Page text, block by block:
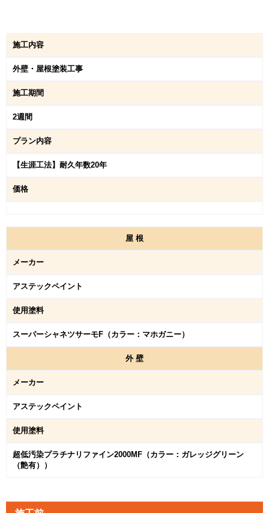
施工内容
外壁・屋根塗装工事
施工期間
2週間
プラン内容
【生涯工法】耐久年数20年
価格
屋 根
メーカー
アステックペイント
使用塗料
スーパーシャネツサーモF（カラー：マホガニー）
外 壁
メーカー
アステックペイント
使用塗料
超低汚染プラチナリファイン2000MF（カラー：ガレッジグリーン
（艶有））